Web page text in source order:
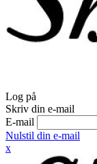
Log på
Skriv din e-mail
E-mail
Nulstil din e-mail
x